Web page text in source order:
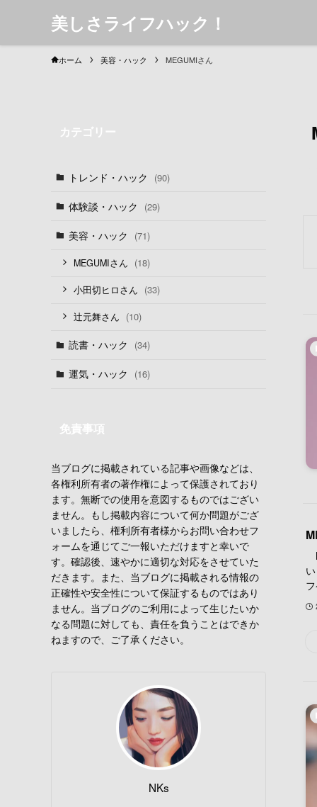
美しさライフハック！
ホーム 美容・ハック MEGUMIさん
カテゴリー
トレンド・ハック (90)
体験談・ハック (29)
美容・ハック (71)
MEGUMIさん (18)
小田切ヒロさん (33)
辻元舞さん (10)
読書・ハック (34)
運気・ハック (16)
免責事項
当ブログに掲載されている記事や画像などは、
各権利所有者の著作権によって保護されており
ます。無断での使用を意図するものではござい
ません。もし掲載内容について何か問題がござ
いましたら、権利所有者様からお問い合わせフ
ォームを通じてご一報いただけますと幸いで
す。確認後、速やかに適切な対応をさせていた
だきます。また、当ブログに掲載される情報の
正確性や安全性について保証するものではあり
ません。当ブログのご利用によって生じたいか
なる問題に対しても、責任を負うことはできか
ねますので、ご了承ください。
NKs